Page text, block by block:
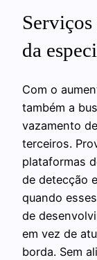
da
Com o
também a
vazamento
terceiros.
plataformas
de detecção
quando
de
em vez de
borda. Sem